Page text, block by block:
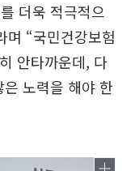
더욱 적극적으
며 “국민건강보험
안타까운데, 다
노력을 해야 한